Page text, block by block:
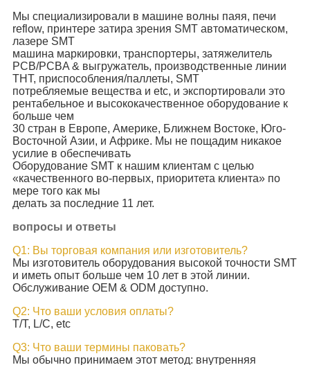
Мы специализировали в машине волны паяя, печи
reflow, принтере затира зрения SMT автоматическом,
лазере SMT
машина маркировки, транспортеры, затяжелитель
PCB/PCBA & выгружатель, производственные линии
THT, приспособления/паллеты, SMT
потребляемые вещества и etc, и экспортировали это
рентабельное и высококачественное оборудование к
больше чем
30 стран в Европе, Америке, Ближнем Востоке, Юго-
Восточной Азии, и Африке. Мы не пощадим никакое
усилие в обеспечивать
Оборудование SMT к нашим клиентам с целью
«качественного во-первых, приоритета клиента» по
мере того как мы
делать за последние 11 лет.
вопросы и ответы
Q1: Вы торговая компания или изготовитель?
Мы изготовитель оборудования высокой точности SMT
и иметь опыт больше чем 10 лет в этой линии.
Обслуживание OEM & ODM доступно.
Q2: Что ваши условия оплаты?
T/T, L/C, etc
Q3: Что ваши термины паковать?
Мы обычно принимаем этот метод: внутренняя